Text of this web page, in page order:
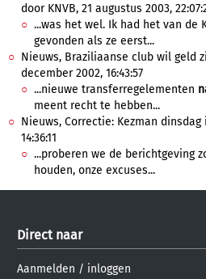
door KNVB, 21 augustus 2003,
...was het wel. Ik had het van de
gevonden als ze eerst...
Nieuws, Braziliaanse club wil geld
december 2002, 16:43:57
...nieuwe transferregelementen
meent recht te hebben...
Nieuws, Correctie: Kezman
14:36:11
...proberen we de berichtgeving
houden, onze excuses...
Direct naar
Aanmelden / inloggen